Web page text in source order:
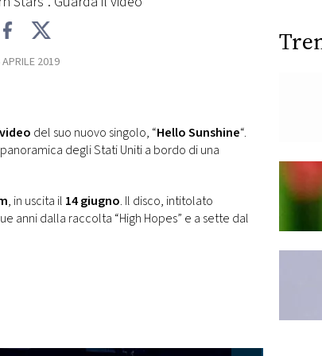
2019
video del suo nuovo singolo, “Hello Sunshine“.
degli Stati Uniti a bordo di una
, in uscita il 14 giugno. Il disco, intitolato
anni dalla raccolta “High Hopes” e a sette dal